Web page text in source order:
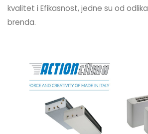
kvalitet i Efikasnost, jedne su od
brenda.